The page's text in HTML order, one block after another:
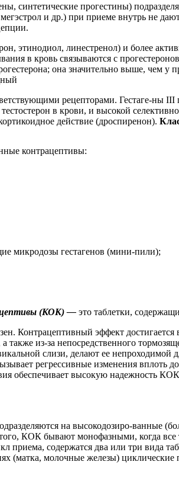
синтетические прогестины)
и др.) при приеме внутрь не
этинодиол, линестренол) и более
в кровь связываются с
она значительно выше, чем
рецепторами. Гестаге-ны
в крови, и высокой
действие (дроспиренон).
контрацептивы:
микродозы гестагенов (мини-пили);
(КОК) — это таблетки,
Контрацептивный эффект достигается
также из-за непосредственного
слизи, делают ее
регрессивные изменения вплоть
обеспечивает высокую надежность
на высокодозиро-ванные
КОК бывают монофазными, когда
приема, содержатся два или три вида
(матка, молочные железы)